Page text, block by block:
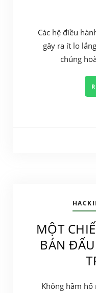
Các hệ điều
gây ra ít lo
chúng
MỘT
BÁN
Không hầm hố